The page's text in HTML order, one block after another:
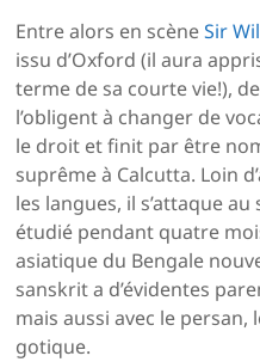
Entre alors en scèneSir
issu d’Oxford (il aura
terme de sa courte vie!),
l’obligent à changer de
le droit et finit par être
suprême à Calcutta. Loin
les langues, il s’attaque
étudié pendant quatre
asiatique du Bengale
sanskrit a d’évidentes
mais aussi avec le persan,
gotique.